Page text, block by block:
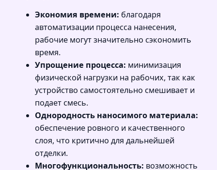
Экономия времени: благодаря
автоматизации процесса нанесения,
рабочие могут значительно сэкономить
время.
Упрощение процесса: минимизация
физической нагрузки на рабочих, так как
устройство самостоятельно смешивает и
подает смесь.
Однородность наносимого материала:
обеспечение ровного и качественного
слоя, что критично для дальнейшей
отделки.
Многофункциональность: возможность